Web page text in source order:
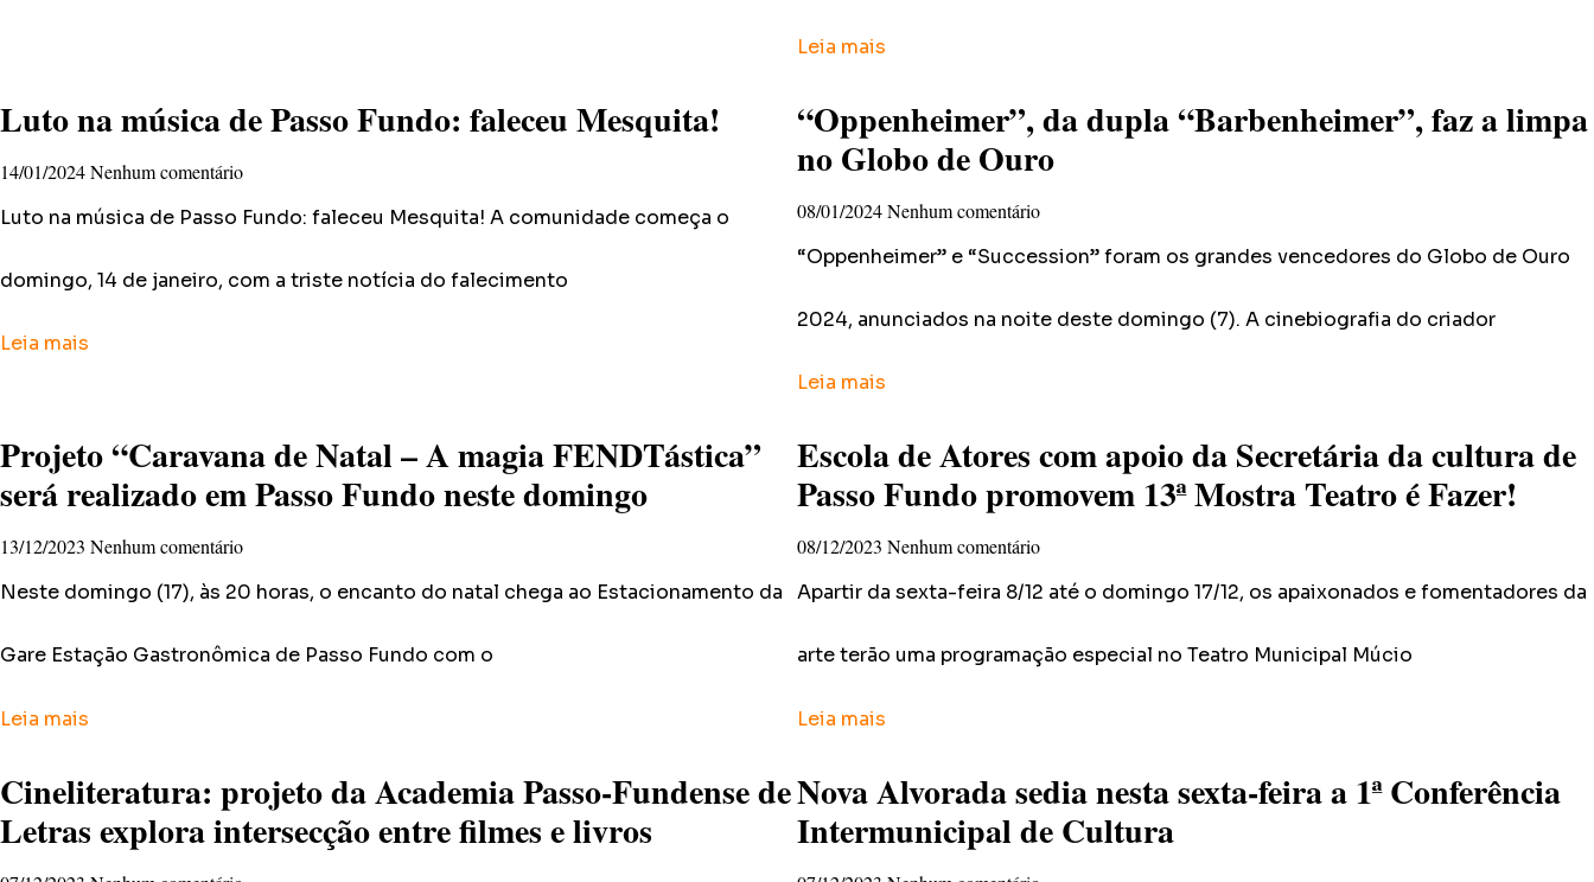
Leia mais
Luto na música de Passo Fundo: faleceu Mesquita!
14/01/2024Nenhum comentário
Luto na música de Passo Fundo: faleceu Mesquita! A comunidade começa o
domingo, 14 de janeiro, com a triste notícia do falecimento
Leia mais
“Oppenheimer”, da dupla “Barbenheimer”, faz a limpa
no Globo de Ouro
08/01/2024Nenhum comentário
“Oppenheimer” e “Succession” foram os grandes vencedores do Globo de Ouro
2024, anunciados na noite deste domingo (7). A cinebiografia do criador
Leia mais
Projeto “Caravana de Natal – A magia FENDTástica”
será realizado em Passo Fundo neste domingo
13/12/2023 Nenhum comentário
Neste domingo (17), às 20 horas, o encanto do natal chega ao Estacionamento da
Gare Estação Gastronômica de Passo Fundo com o
Leia mais
Escola de Atores com apoio da Secretária da cultura de
Passo Fundo promovem 13ª Mostra Teatro é Fazer!
08/12/2023 Nenhum comentário
Apartir da sexta-feira 8/12 até o domingo 17/12, os apaixonados e fomentadores da
arte terão uma programação especial no Teatro Municipal Múcio
Leia mais
Cineliteratura: projeto da Academia Passo-Fundense de
Letras explora intersecção entre filmes e livros
Nova Alvorada sedia nesta sexta-feira a 1ª Conferência
Intermunicipal de Cultura